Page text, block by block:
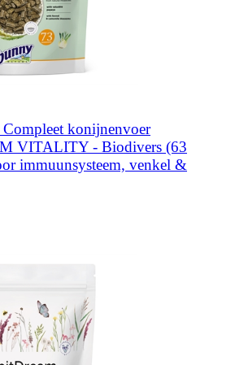
konijnenvoer
VITALITY - Biodivers (63
immuunsysteem, venkel &